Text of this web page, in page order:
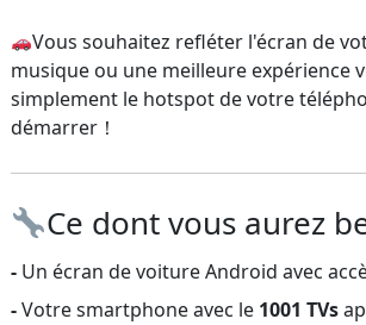
Vous souhaitez refléter l'écran de
musique ou une meilleure expérience
simplement le hotspot de votre
démarrer！
Ce dont vous aurez
- Un écran de voiture Android avec
-Votre smartphone avec le 1001 TVs